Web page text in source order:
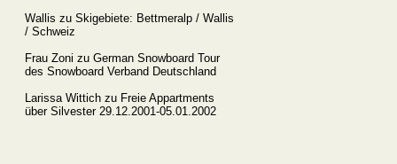
Wallis zu Skigebiete: Bettmeralp / Wallis
/ Schweiz
Frau Zoni zu German Snowboard Tour
des Snowboard Verband Deutschland
Larissa Wittich zu Freie Appartments
über Silvester 29.12.2001-05.01.2002